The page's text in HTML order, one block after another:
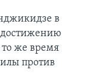
в
достижению
же время
против